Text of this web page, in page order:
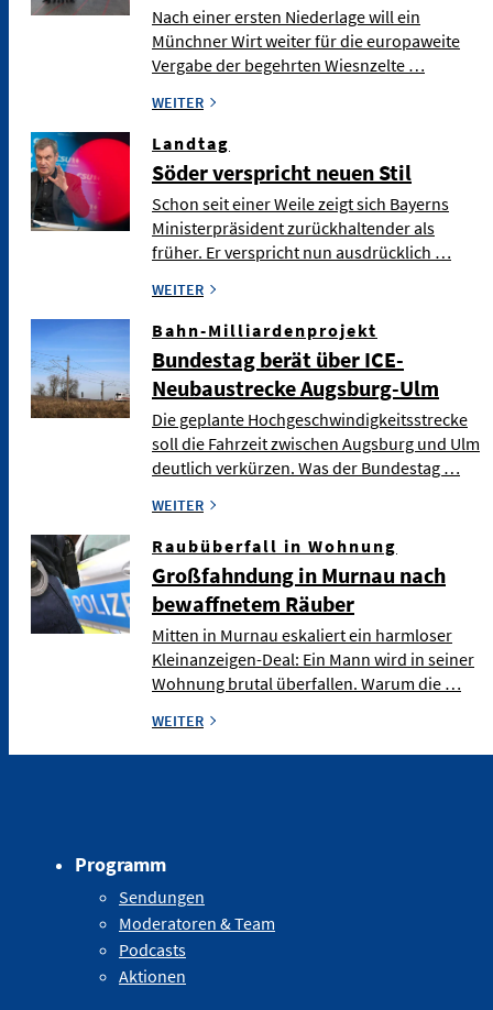
Nach einer ersten Niederlage will ein
Münchner Wirt weiter für die europaweite
Vergabe der begehrten Wiesnzelte …
WEITER
Landtag
Söder verspricht neuen Stil
Schon seit einer Weile zeigt sich Bayerns
Ministerpräsident zurückhaltender als
früher. Er verspricht nun ausdrücklich …
WEITER
Bahn-Milliardenprojekt
Bundestag berät über ICE-
Neubaustrecke Augsburg-Ulm
Die geplante Hochgeschwindigkeitsstrecke
soll die Fahrzeit zwischen Augsburg und Ulm
deutlich verkürzen. Was der Bundestag …
WEITER
Raubüberfall in Wohnung
Großfahndung in Murnau nach
bewaffnetem Räuber
Mitten in Murnau eskaliert ein harmloser
Kleinanzeigen-Deal: Ein Mann wird in seiner
Wohnung brutal überfallen. Warum die …
WEITER
Programm
Sendungen
Moderatoren & Team
Podcasts
Aktionen